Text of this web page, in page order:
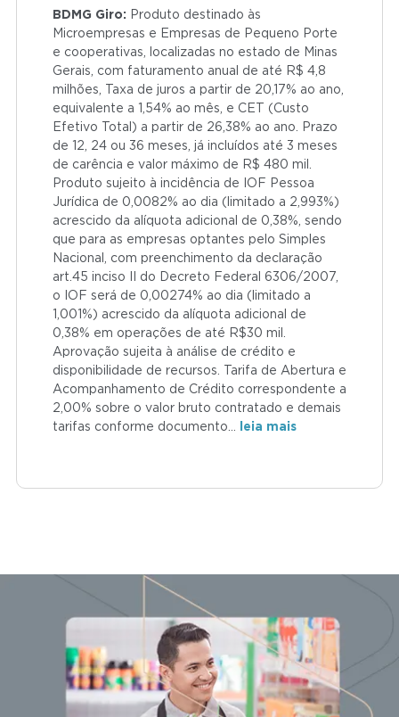
BDMG Giro: Produto destinado às
Microempresas e Empresas de Pequeno Porte
e cooperativas, localizadas no estado de Minas
Gerais, com faturamento anual de até R$ 4,8
milhões, Taxa de juros a partir de 20,17% ao ano,
equivalente a 1,54% ao mês, e CET (Custo
Efetivo Total) a partir de 26,38% ao ano. Prazo
de 12, 24 ou 36 meses, já incluídos até 3 meses
de carência e valor máximo de R$ 480 mil.
Produto sujeito à incidência de IOF Pessoa
Jurídica de 0,0082% ao dia (limitado a 2,993%)
acrescido da alíquota adicional de 0,38%, sendo
que para as empresas optantes pelo Simples
Nacional, com preenchimento da declaração
art.45 inciso II do Decreto Federal 6306/2007,
o IOF será de 0,00274% ao dia (limitado a
1,001%) acrescido da alíquota adicional de
0,38% em operações de até R$30 mil.
Aprovação sujeita à análise de crédito e
disponibilidade de recursos. Tarifa de Abertura e
Acompanhamento de Crédito correspondente a
2,00% sobre o valor bruto contratado e demais
tarifas conforme documento… leia mais